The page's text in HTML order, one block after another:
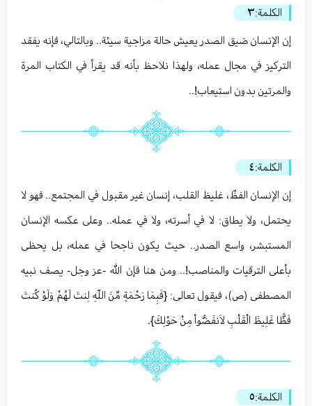
الكلمة:٣
إن الإنسان ضيق الصدر يعيش حالة مزاجية سيئة.. وبالتالي، فإنه يفقد
التركيز في مجال عمله، ولهذا نلاحظ بأنه قد يقرأ في الكتاب المرة
والمرتين بدون استيعاب!..
الكلمة:٤
إن الإنسان الفظّ، غليظ القلب، إنسان غير مقبول في المجتمع.. فهو لا
يحتمل، ولا يطاق: لا في أسرته، ولا في عمله.. وعلى عكسه الإنسان
المستبشر، واسع الصدر.. حيث يكون ناجحا في عمله، بل يحظى
بأعلى الترقيات والمناصب!.. ومن هنا فإن الله -عز وجل- يصف نبيه
المصطفى (ص)، فيقول تعالى: {فَبِمَا رَحْمَةٍ مِّنَ اللّهِ لِنتَ لَهُمْ وَلَوْ كُنتَ
فَظًّا غَلِيظَ الْقَلْبِ لاَنفَضُّواْ مِنْ حَوْلِكَ}.
الكلمة:٥